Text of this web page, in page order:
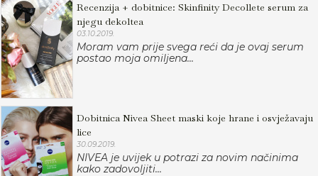
Recenzija + dobitnice: Skinfinity Decollete serum za
njegu dekoltea
03.10.2019.
Moram vam prije svega reći da je ovaj serum
postao moja omiljena...
Dobitnica Nivea Sheet maski koje hrane i osvježavaju
lice
30.09.2019.
NIVEA je uvijek u potrazi za novim načinima
kako zadovoljiti...